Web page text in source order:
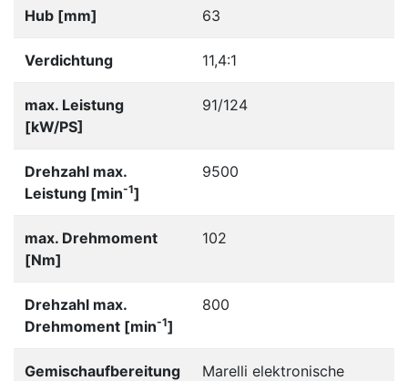
Hub [mm] 63
Verdichtung 11,4:1
max. Leistung
[kW/PS]
91/124
Drehzahl max.
Leistung [min-1]
9500
max. Drehmoment
[Nm]
102
Drehzahl max.
Drehmoment [min-1]
800
Gemischaufbereitung
Marelli elektronische